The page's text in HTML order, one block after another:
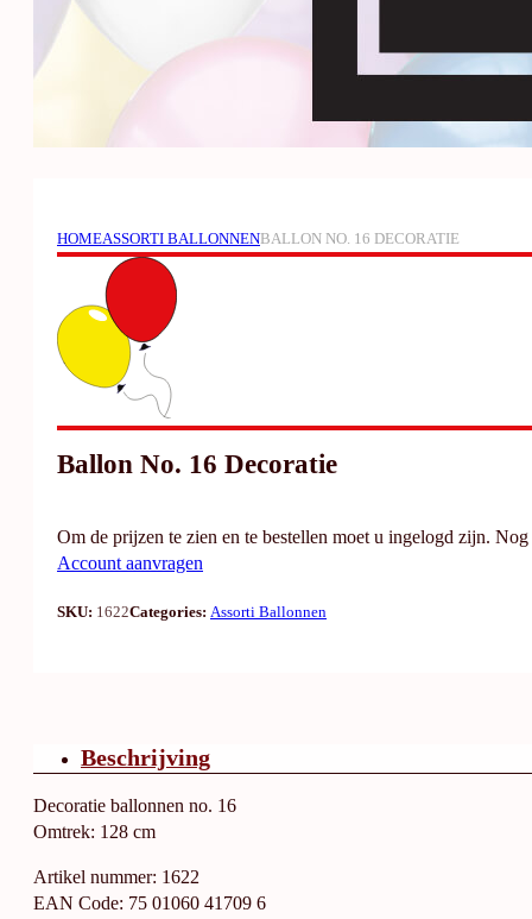
HOMEASSORTI BALLONNENBALLON NO. 16 DECORATIE
Ballon No. 16 Decoratie
Om de prijzen te zien en te bestellen moet u ingelogd zijn. Nog
Account aanvragen
SKU: 1622Categories: Assorti Ballonnen
Beschrijving
Decoratie ballonnen no. 16
Omtrek: 128 cm
Artikel nummer: 1622
EAN Code: 75 01060 41709 6